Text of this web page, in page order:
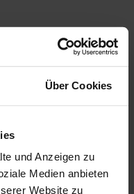
Über Cookies
und Anzeigen zu
Medien anbieten
Website zu
Tankstelle